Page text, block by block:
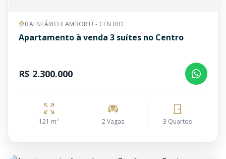
BALNEÁRIO CAMBORIÚ - CENTRO
Apartamento à venda 3 suítes no Centro
R$ 2.300.000
121 m² 2 Vagas 3 Quartos